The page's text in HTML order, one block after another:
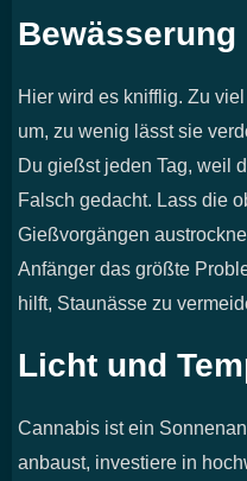
Bewässerung
Hier wird es knifflig. Zu
um, zu wenig lässt sie
Du gießst jeden Tag, weil
Falsch gedacht. Lass die
Gießvorgängen
Anfänger das größte
hilft, Staunässe zu
Licht und
Cannabis ist ein
anbaust, investiere in